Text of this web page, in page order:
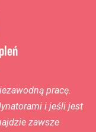
pracę.
i jeśli jest
zawsze